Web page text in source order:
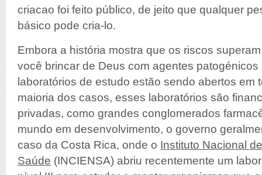
criacao foi feito público, de jeito que qualquer
básico pode cria-lo.
Embora a história mostra que os riscos
você brincar de Deus com agentes patogénicos
laboratórios de estudo estão sendo abertos em
maioria dos casos, esses laboratórios são
privadas, como grandes conglomerados
mundo em desenvolvimento, o governo
caso da Costa Rica, onde o Instituto Nacional
Saúde (INCIENSA) abriu recentemente um